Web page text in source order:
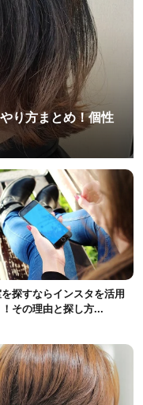
り方まとめ！個性
探すならインスタを活用
！その理由と探し方...